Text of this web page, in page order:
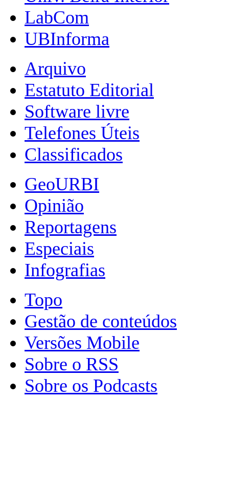
LabCom
UBInforma
Arquivo
Estatuto Editorial
Software livre
Telefones Úteis
Classificados
GeoURBI
Opinião
Reportagens
Especiais
Infografias
Topo
Gestão de conteúdos
Versões Mobile
Sobre o RSS
Sobre os Podcasts